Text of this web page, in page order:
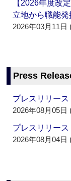
【2026年度改
立地から職能発
2026年03月11日
Press
プレスリリー
2026年08月05日
プレスリリー
2026年08月04日